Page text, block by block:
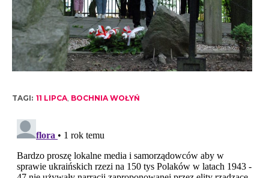
TAGI: 11 LIPCA, BOCHNIA WOŁYŃ